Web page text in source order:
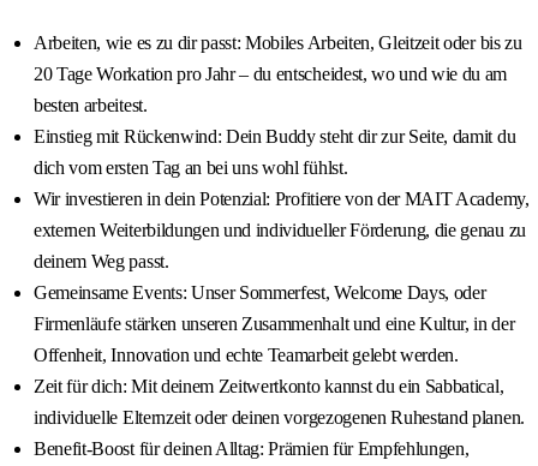
Arbeiten, wie es zu dir passt: Mobiles Arbeiten, Gleitzeit oder bis zu
20 Tage Workation pro Jahr – du entscheidest, wo und wie du am
besten arbeitest.
Einstieg mit Rückenwind: Dein Buddy steht dir zur Seite, damit du
dich vom ersten Tag an bei uns wohl fühlst.
Wir investieren in dein Potenzial: Profitiere von der MAIT Academy,
externen Weiterbildungen und individueller Förderung, die genau zu
deinem Weg passt.
Gemeinsame Events: Unser Sommerfest, Welcome Days, oder
Firmenläufe stärken unseren Zusammenhalt und eine Kultur, in der
Offenheit, Innovation und echte Teamarbeit gelebt werden.
Zeit für dich: Mit deinem Zeitwertkonto kannst du ein Sabbatical,
individuelle Elternzeit oder deinen vorgezogenen Ruhestand planen.
Benefit-Boost für deinen Alltag: Prämien für Empfehlungen,